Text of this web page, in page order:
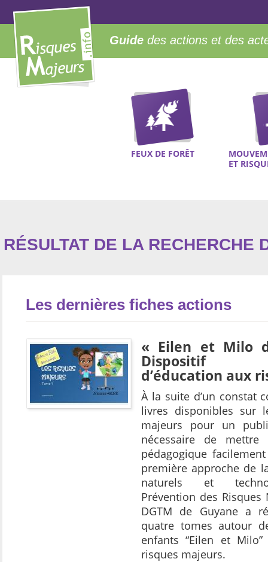
Guide des actions et des
FEUX DE FORÊT
ET
RÉSULTAT DE LA RECHERCHE
Les dernières fiches actions
« Eilen et Milo
Dispositif
d’éducation aux
À la suite d’un constat
livres disponibles sur
majeurs pour un
nécessaire de
pédagogique
première approche de
naturels et
Prévention des Risques
DGTM de Guyane a
quatre tomes autour
enfants “Eilen et
risques majeurs.